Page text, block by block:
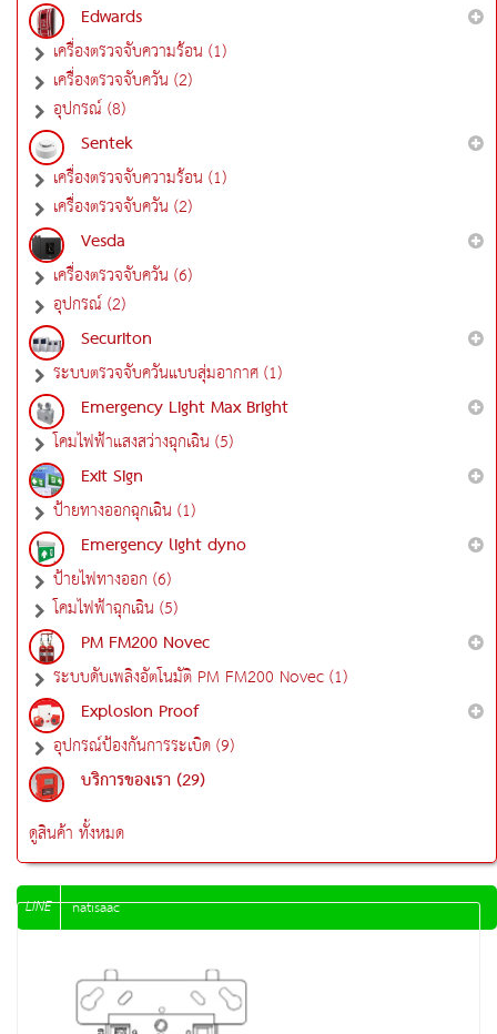
Edwards
เครื่องตรวจจับความร้อน (1)
เครื่องตรวจจับควัน (2)
อุปกรณ์ (8)
Sentek
เครื่องตรวจจับความร้อน (1)
เครื่องตรวจจับควัน (2)
Vesda
เครื่องตรวจจับควัน (6)
อุปกรณ์ (2)
Securiton
ระบบตรวจจับควันแบบสุ่มอากาศ (1)
Emergency Light Max Bright
โคมไฟฟ้าแสงสว่างฉุกเฉิน (5)
Exit Sign
ป้ายทางออกฉุกเฉิน (1)
Emergency light dyno
ป้ายไฟทางออก (6)
โคมไฟฟ้าฉุกเฉิน (5)
PM FM200 Novec
ระบบดับเพลิงอัตโนมัติ PM FM200 Novec (1)
Explosion Proof
อุปกรณ์ป้องกันการระเบิด (9)
บริการของเรา (29)
ดูสินค้า ทั้งหมด
LINE natisaac